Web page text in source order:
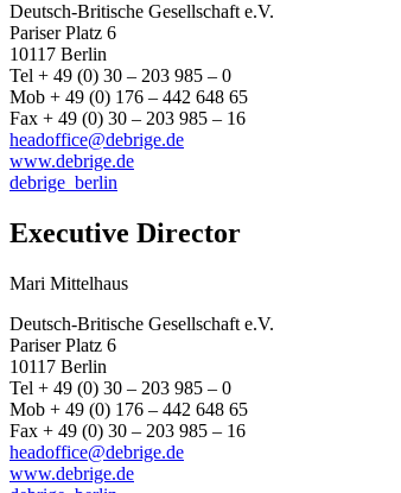
Deutsch-Britische Gesellschaft e.V.
Pariser Platz 6
10117 Berlin
Tel + 49 (0) 30 – 203 985 – 0
Mob + 49 (0) 176 – 442 648 65
Fax + 49 (0) 30 – 203 985 – 16
headoffice@debrige.de
www.debrige.de
debrige_berlin
Executive Director
Mari Mittelhaus
Deutsch-Britische Gesellschaft e.V.
Pariser Platz 6
10117 Berlin
Tel + 49 (0) 30 – 203 985 – 0
Mob + 49 (0) 176 – 442 648 65
Fax + 49 (0) 30 – 203 985 – 16
headoffice@debrige.de
www.debrige.de